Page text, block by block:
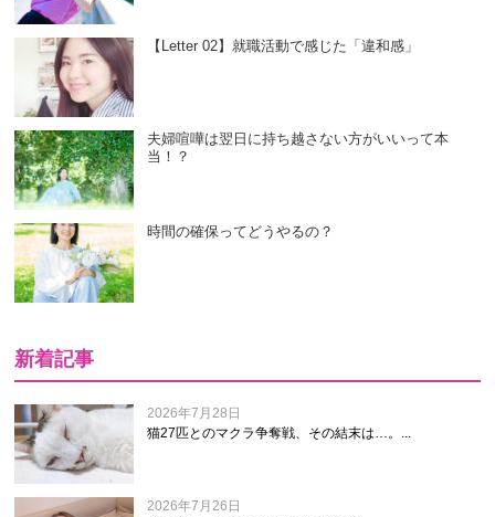
【Letter 02】就職活動で感じた「違和感」
夫婦喧嘩は翌日に持ち越さない方がいいって本
当！？
時間の確保ってどうやるの？
新着記事
2026年7月28日
猫27匹とのマクラ争奪戦、その結末は…。...
2026年7月26日